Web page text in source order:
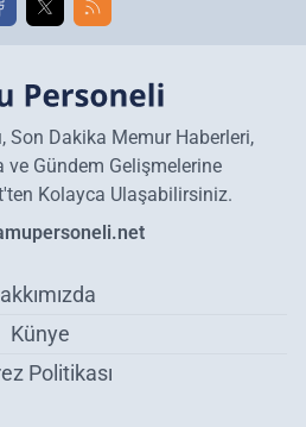
Son Dakika Memur Haberleri,
ve Gündem Gelişmelerine
Kolayca Ulaşabilirsiniz.
Künye
Politikası